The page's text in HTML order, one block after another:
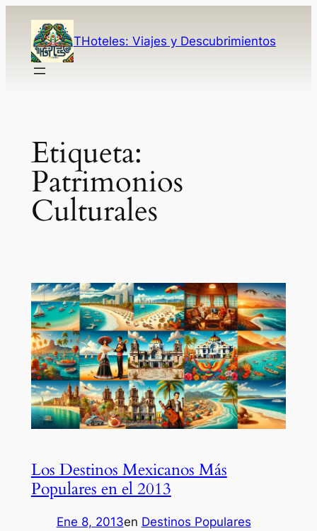
contenido
THoteles: Viajes y Descubrimientos
Etiqueta:
Patrimonios
Culturales
Los Destinos Mexicanos Más
Populares en el 2013
Ene 8, 2013en Destinos Populares